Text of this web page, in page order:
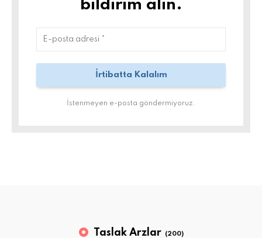
bildirim alın.
İstenmeyen e-posta göndermiyoruz.
Taslak Arzlar (200)